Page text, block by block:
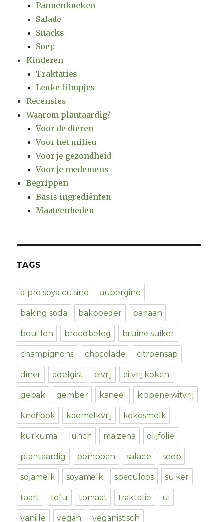
Pannenkoeken
Salade
Snacks
Soep
Kinderen
Traktaties
Leuke filmpjes
Recensies
Waarom plantaardig?
Voor de dieren
Voor het milieu
Voor je gezondheid
Voor je medemens
Begrippen
Basis ingrediënten
Maateenheden
TAGS
alpro soya cuisine aubergine
baking soda bakpoeder banaan
bouillon broodbeleg bruine suiker
champignons chocolade citroensap
diner edelgist eivrij ei vrij koken
gebak gember kaneel kippeneiwitvrij
knoflook koemelkvrij kokosmelk
kurkuma lunch maizena olijfolie
plantaardig pompoen salade soep
sojamelk soyamelk speculoos suiker
taart tofu tomaat traktatie ui
vanille vegan veganistisch